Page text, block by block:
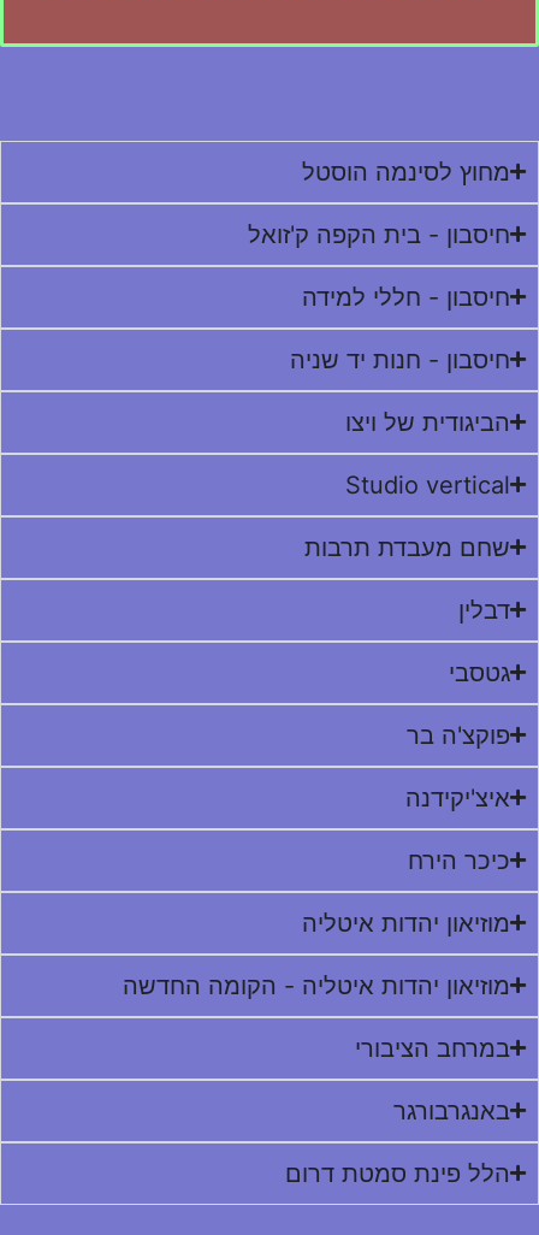
מחוץ לסינמה הוסטל
חיסבון - בית הקפה ק'זואל
חיסבון - חללי למידה
חיסבון - חנות יד שניה
הביגודית של ויצו
Studio vertical
שחם מעבדת תרבות
דבלין
גטסבי
פוקצ'ה בר
איצ'יקידנה
כיכר הירח
מוזיאון יהדות איטליה
מוזיאון יהדות איטליה - הקומה החדשה
במרחב הציבורי
באנגרבורגר
הלל פינת סמטת דרום